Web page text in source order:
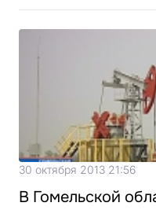
30 октября 2013 21:56
В Гомельской